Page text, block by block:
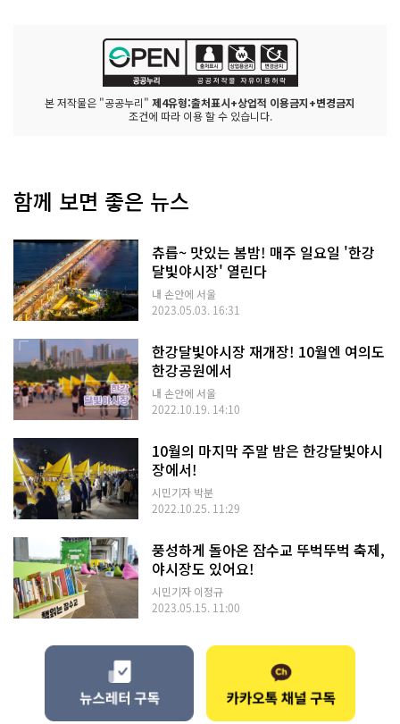
본 저작물은 "공공누리" 제4유형:출처표시+상업적 이용금지+변경금지
조건에 따라 이용 할 수 있습니다.
함께 보면 좋은 뉴스
츄릅~ 맛있는 봄밤! 매주 일요일 '한강
달빛야시장' 열린다
내 손안에 서울
2023.05.03. 16:31
한강달빛야시장 재개장! 10월엔 여의도
한강공원에서
내 손안에 서울
2022.10.19. 14:10
10월의 마지막 주말 밤은 한강달빛야시
장에서!
시민기자 박분
2022.10.25. 11:29
풍성하게 돌아온 잠수교 뚜벅뚜벅 축제,
야시장도 있어요!
시민기자 이정규
2023.05.15. 11:00